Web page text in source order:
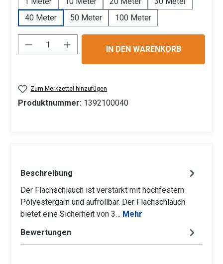
40 Meter
50 Meter 100 Meter
Produkt Anzahl: Gib den gewünschten
IN DEN WARENKORB
Zum Merkzettel hinzufügen
Produktnummer: 1392100040
Beschreibung
Der Flachschlauch ist verstärkt mit hochfestem
Polyestergarn und aufrollbar. Der Flachschlauch
bietet eine Sicherheit von 3… Mehr
Bewertungen